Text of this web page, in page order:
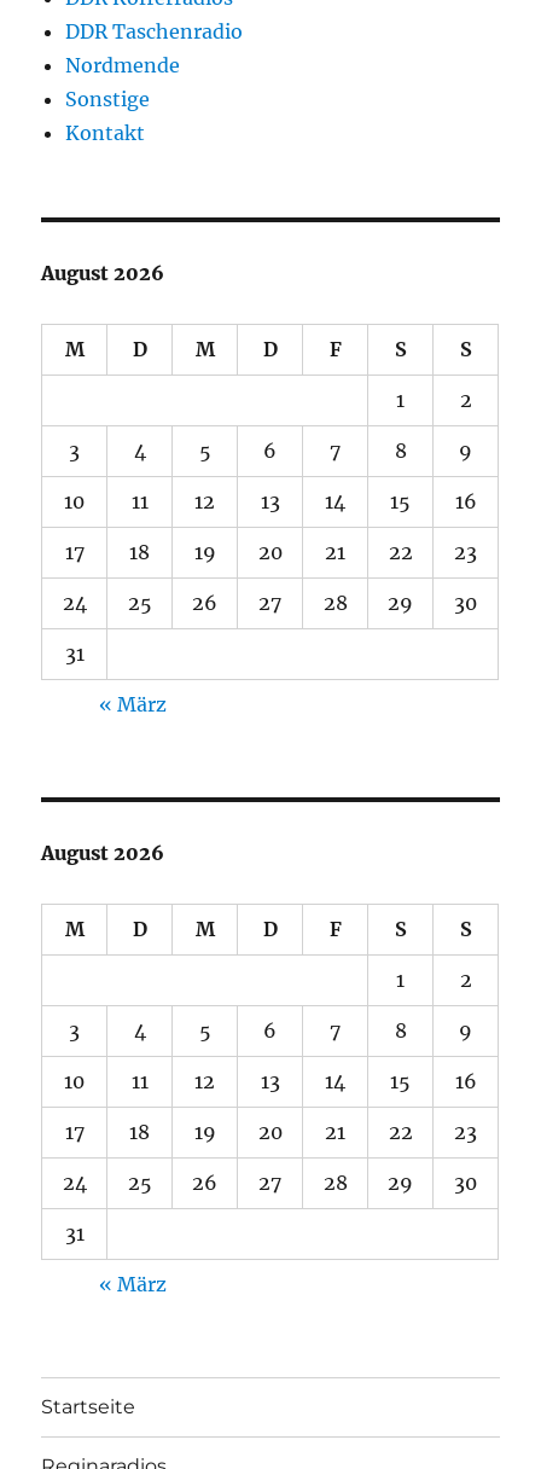
DDR Taschenradio
Nordmende
Sonstige
Kontakt
August 2026
M D M D F S S
1 2
3 4 5 6 7 8 9
10 11 12 13 14 15 16
17 18 19 20 21 22 23
24 25 26 27 28 29 30
31
« März
August 2026
M D M D F S S
1 2
3 4 5 6 7 8 9
10 11 12 13 14 15 16
17 18 19 20 21 22 23
24 25 26 27 28 29 30
31
« März
Startseite